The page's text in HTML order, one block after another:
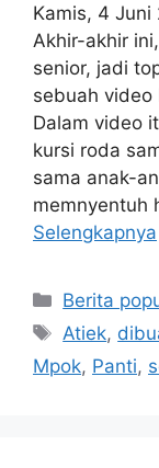
Kamis, 4 Juni
Akhir-akhir
senior, jadi
sebuah
Dalam video
kursi roda
sama anak-
memnyentuh
Selengkapnya
Kategori
Berita
Tag
Atiek,
Mpok, Panti,